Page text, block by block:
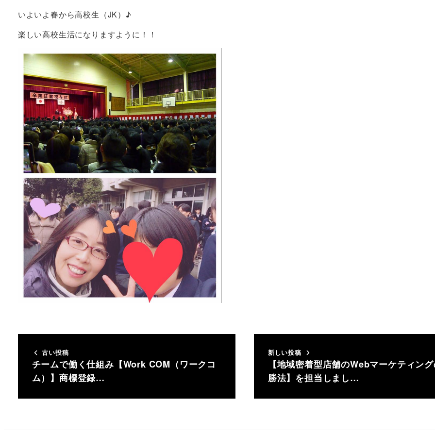
いよいよ春から高校生（JK）♪
楽しい高校生活になりますように！！
古い投稿
チームで働く仕組み【Work COM（ワークコ
ム）】商標登録…
新しい投稿
【地域密着型店舗のWebマーケティン
勝法】を担当しまし…